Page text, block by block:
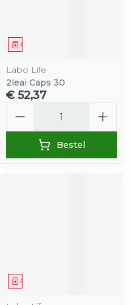
Geneesmiddel
Labo Life
2leai Caps 30
€ 52,37
Bestel
Geneesmiddel